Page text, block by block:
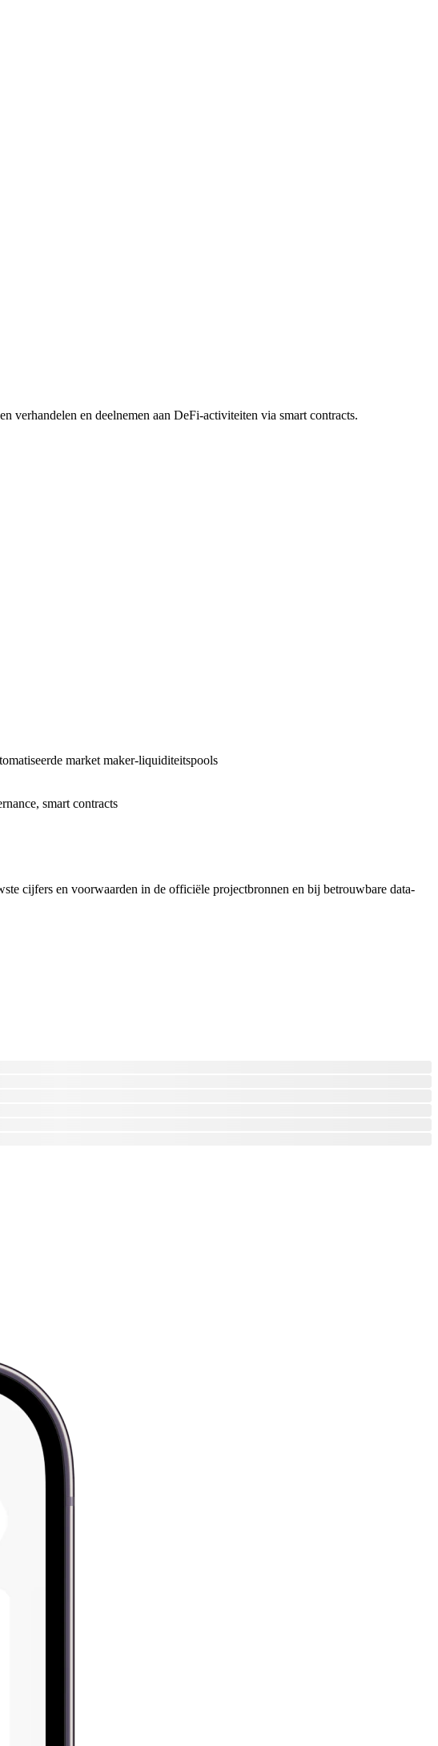
verhandelen en deelnemen aan DeFi-activiteiten via smart contracts.
market maker-liquiditeitspools
smart contracts
cijfers en voorwaarden in de officiële projectbronnen en bij betrouwbare data-